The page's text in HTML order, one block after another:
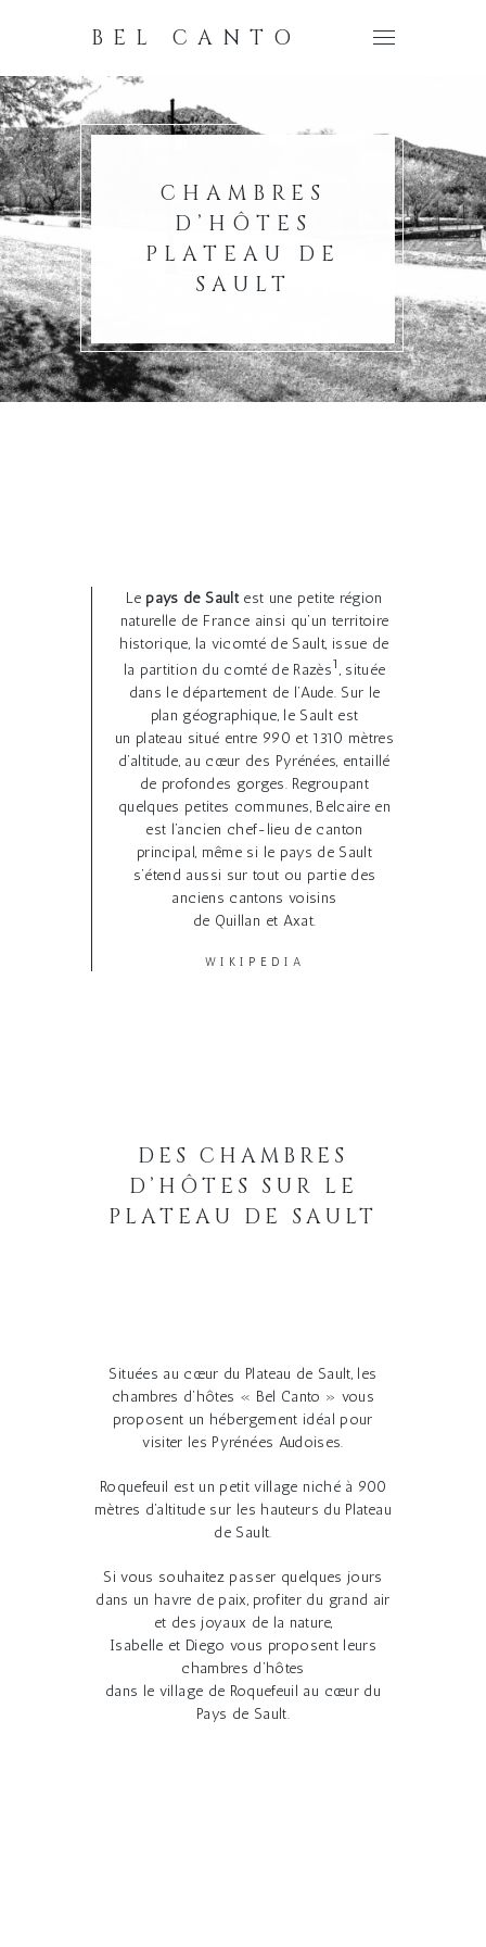
BEL CANTO
CHAMBRES
D’HÔTES
PLATEAU DE
SAULT
Le pays de Saultest une petite région
naturelle de France ainsi qu’un territoire
historique, la vicomté de Sault, issue de
la partition du comté de Razès1 , située
dans le département de l’Aude. Sur le
plan géographique, le Sault est
un plateau situé entre 990 et 1310 mètres
d’altitude, au cœur des Pyrénées, entaillé
de profondes gorges. Regroupant
quelques petites communes, Belcaire en
est l’ancien chef-lieu de canton
principal, même si le pays de Sault
s’étend aussi sur tout ou partie des
anciens cantons voisins
de Quillan et Axat.
WIKIPEDIA
DES CHAMBRES
D’HÔTES SUR LE
PLATEAU DE SAULT
Situées au cœur du Plateau de Sault, les
chambres d’hôtes « Bel Canto » vous
proposent un hébergement idéal pour
visiter les Pyrénées Audoises.
Roquefeuil est un petit village niché à 900
mètres d’altitude sur les hauteurs du Plateau
de Sault.
Si vous souhaitez passer quelques jours
dans un havre de paix, profiter du grand air
et des joyaux de la nature,
Isabelle et Diego vous proposent leurs
chambres d’hôtes
dans le village de Roquefeuil au cœur du
Pays de Sault.